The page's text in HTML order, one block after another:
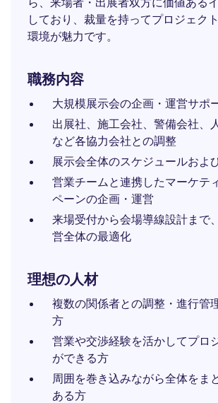
しており、裁量を持ってプロジェク
環境が魅力です。
職務内容
大規模展示会の企画・運営サポ
出展社、施工会社、警備会社、
など各協力会社との調整
展示会全体のスケジュールおよ
営業チームと連携したマーケテ
ペーンの企画・運営
来場受付から会場導線設計まで
営全体の最適化
理想の人材
複数の関係者との調整・進行管
方
営業や交渉経験を活かしてプロ
ができる方
周囲を巻き込みながら全体をま
ある方